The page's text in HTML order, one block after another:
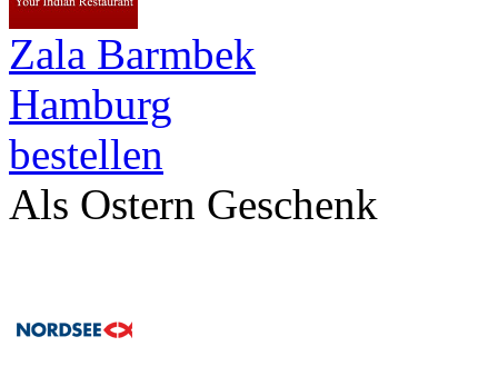
Zala Barmbek
Hamburg
bestellen
Als Ostern Geschenk